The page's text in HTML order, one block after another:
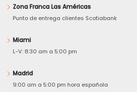
Zona Franca Las Américas
Punto de entrega clientes Scotiabank
Miami
L-V: 8:30 am a 5:00 pm
Madrid
9:00 am a 5:00 pm hora española